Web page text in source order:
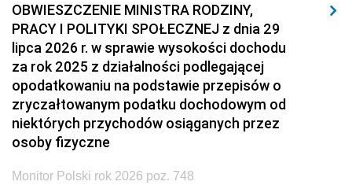
OBWIESZCZENIE MINISTRA RODZINY,
PRACY I POLITYKI SPOŁECZNEJ z dnia 29
lipca 2026 r. w sprawie wysokości dochodu
za rok 2025 z działalności podlegającej
opodatkowaniu na podstawie przepisów o
zryczałtowanym podatku dochodowym od
niektórych przychodów osiąganych przez
osoby fizyczne
Monitor Polski rok 2026 poz. 748